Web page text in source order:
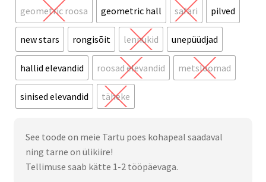
geometric roosa
geometric hall safari pilved
new stars rongisõit lennukid unepüüdjad
hallid elevandid roosad elevandid metsloomad
sinised elevandid täheke
See toode on meie Tartu poes kohapeal saadaval
ning tarne on ülikiire!
Tellimuse saab kätte 1-2 tööpäevaga.